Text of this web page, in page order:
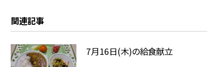
関連記事
7月16日(木)の給食献立